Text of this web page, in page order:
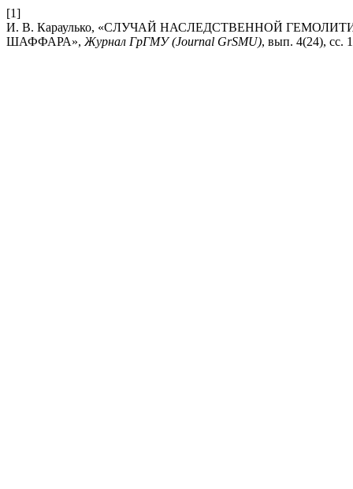
[1]
И. В. Караулько, «СЛУЧАЙ НАСЛЕДСТВЕННОЙ
ШАФФАРА», Журнал ГрГМУ (Journal GrSMU), вып. 4(24), сс.